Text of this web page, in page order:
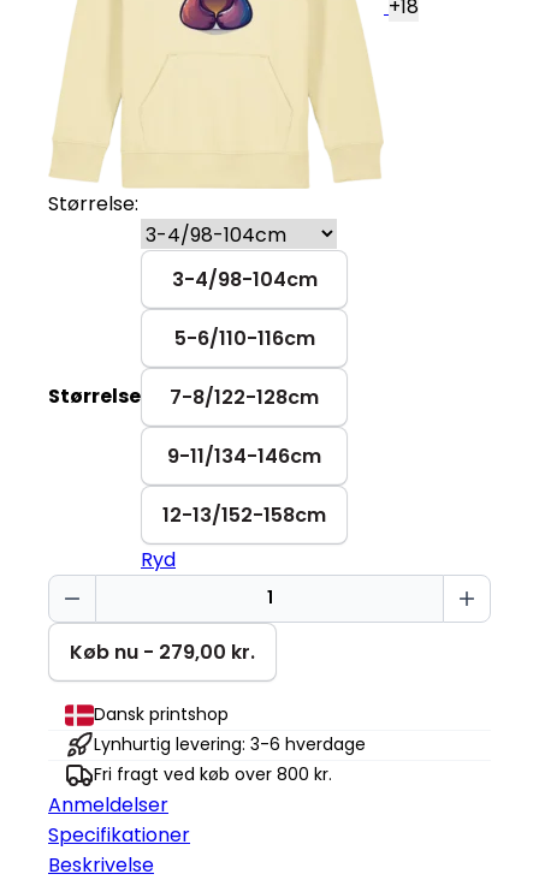
+18
Størrelse:
Størrelse
3-4/98-104cm
5-6/110-116cm
7-8/122-128cm
9-11/134-146cm
12-13/152-158cm
Ryd
Sød
bjørn
Mini
Cruiser
2.0
antal
Køb nu - 279,00 kr.
Dansk printshop
Lynhurtig levering: 3-6 hverdage
Fri fragt ved køb over 800 kr.
Anmeldelser
Specifikationer
Beskrivelse